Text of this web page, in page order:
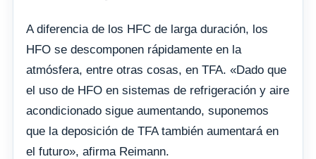
A diferencia de los HFC de larga duración, los
HFO se descomponen rápidamente en la
atmósfera, entre otras cosas, en TFA. «Dado que
el uso de HFO en sistemas de refrigeración y aire
acondicionado sigue aumentando, suponemos
que la deposición de TFA también aumentará en
el futuro», afirma Reimann.